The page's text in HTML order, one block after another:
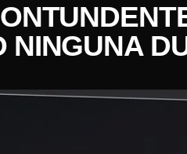
NINGUNA